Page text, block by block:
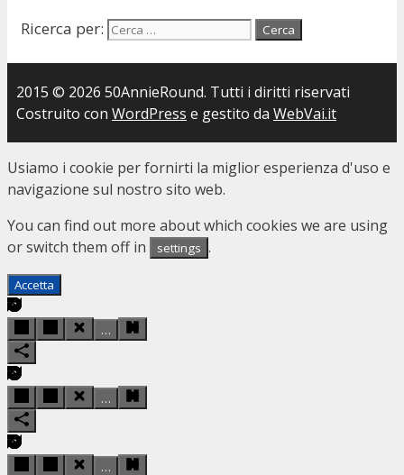
Ricerca per:
2015 © 2026 50AnnieRound. Tutti i diritti riservati
Costruito con WordPress e gestito da WebVai.it
Usiamo i cookie per fornirti la miglior esperienza d'uso e
navigazione sul nostro sito web.
You can find out more about which cookies we are using
or switch them off in
settings .
Accetta
…
…
…